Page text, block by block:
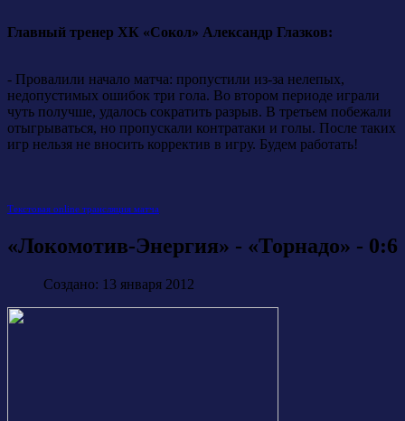
Главный тренер ХК «Сокол» Александр Глазков:
- Провалили начало матча: пропустили из-за нелепых,
недопустимых ошибок три гола. Во втором периоде играли
чуть получше, удалось сократить разрыв. В третьем побежали
отыгрываться, но пропускали контратаки и голы. После таких
игр нельзя не вносить корректив в игру. Будем работать!
Текстовая online трансляция матча
«Локомотив-Энергия» - «Торнадо» - 0:6
Создано: 13 января 2012